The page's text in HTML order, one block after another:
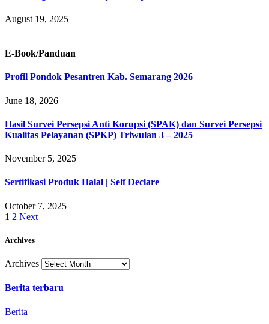
August 19, 2025
E-Book/Panduan
Profil Pondok Pesantren Kab. Semarang 2026
June 18, 2026
Hasil Survei Persepsi Anti Korupsi (SPAK) dan Survei Persepsi
Kualitas Pelayanan (SPKP) Triwulan 3 – 2025
November 5, 2025
Sertifikasi Produk Halal | Self Declare
October 7, 2025
1 2 Next
Archives
Archives
Berita terbaru
Berita